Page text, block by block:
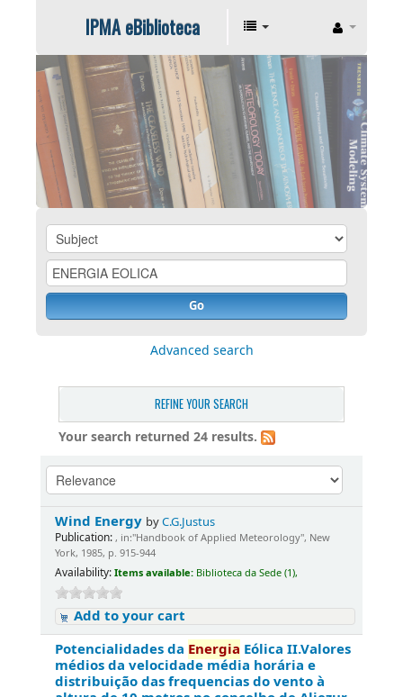
IPMA eBiblioteca
Go
Advanced search
REFINE YOUR SEARCH
Your search returned 24 results.
Wind Energy byC.G.Justus
Publication: , in:"Handbook of Applied Meteorology", New
York, 1985, p. 915-944
Availability: Items available: Biblioteca da Sede (1),
Add to your cart
Potencialidades da Energia Eólica II.Valores
médios da velocidade média horária e
distribuição das frequencias do vento à